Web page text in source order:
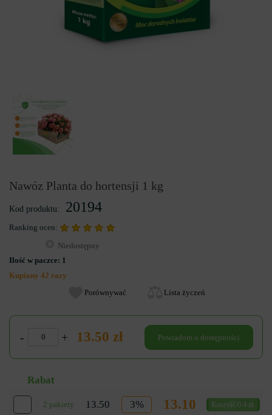
Nawóz Planta do hortensji 1 kg
Kod produktu: 20194
Ranking ocen:
Niedostępny
Ilość w paczce: 1
Kupiony 42 razy
Porównywać
Lista życzeń
- + 13.50 zł Powiadom o dostępności
Rabat
2 pakiety 13.50 3% 13.10 Korzyść 0.4 zł.